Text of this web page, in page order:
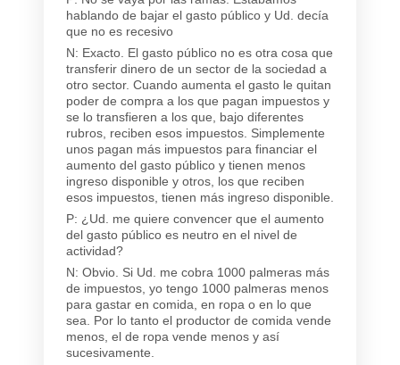
hablando de bajar el gasto público y Ud. decía
que no es recesivo
N: Exacto. El gasto público no es otra cosa que
transferir dinero de un sector de la sociedad a
otro sector. Cuando aumenta el gasto le quitan
poder de compra a los que pagan impuestos y
se lo transfieren a los que, bajo diferentes
rubros, reciben esos impuestos. Simplemente
unos pagan más impuestos para financiar el
aumento del gasto público y tienen menos
ingreso disponible y otros, los que reciben
esos impuestos, tienen más ingreso disponible.
P: ¿Ud. me quiere convencer que el aumento
del gasto público es neutro en el nivel de
actividad?
N: Obvio. Si Ud. me cobra 1000 palmeras más
de impuestos, yo tengo 1000 palmeras menos
para gastar en comida, en ropa o en lo que
sea. Por lo tanto el productor de comida vende
menos, el de ropa vende menos y así
sucesivamente.